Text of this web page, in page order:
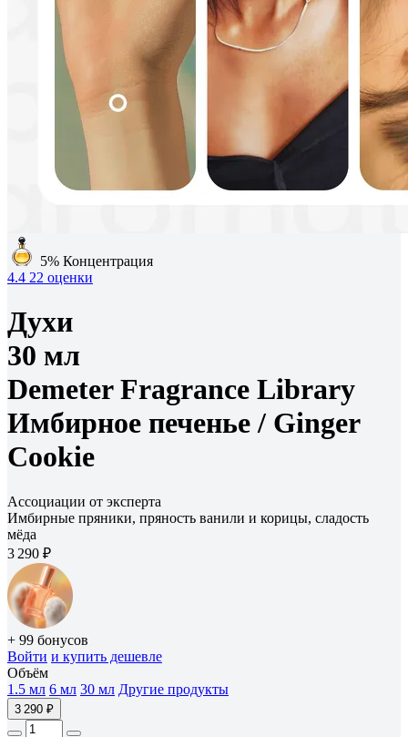
5% Концентрация
4.4 22 оценки
Духи
30 мл
Demeter Fragrance Library
Имбирное печенье / Ginger
Cookie
Ассоциации от эксперта
Имбирные пряники, пряность ванили и корицы, сладость
мёда
3 290 ₽
+ 99 бонусов
Войти и купить дешевле
Объём
1.5 мл 6 мл 30 мл Другие продукты
3 290 ₽